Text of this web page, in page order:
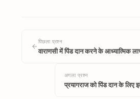
पिछला प्रश्न
वाराणसी में पिंड दान करने के आध्यात्मिक
अगला प्रश्न
प्रयागराज को पिंड दान के लिए